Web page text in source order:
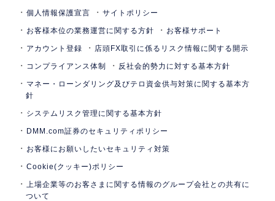
個人情報保護宣言 サイトポリシー
お客様本位の業務運営に関する方針 お客様サポート
アカウント登録 店頭FX取引に係るリスク情報に関する開示
コンプライアンス体制 反社会的勢力に対する基本方針
マネー・ローンダリング及びテロ資金供与対策に関する基本方
針
システムリスク管理に関する基本方針
DMM.com証券のセキュリティポリシー
お客様にお願いしたいセキュリティ対策
Cookie(クッキー)ポリシー
上場企業等のお客さまに関する情報のグループ会社との共有に
ついて